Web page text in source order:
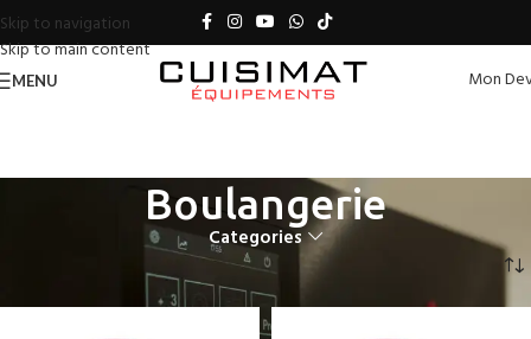
Skip to navigation
Skip to main content
MENU Mon
Boulangerie
Categories
Page 3